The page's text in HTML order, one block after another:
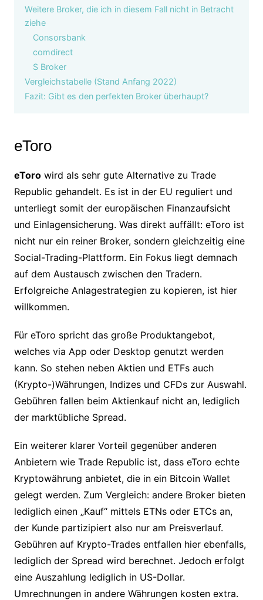
Weitere Broker, die ich in diesem Fall nicht in Betracht
ziehe
Consorsbank
comdirect
S Broker
Vergleichstabelle (Stand Anfang 2022)
Fazit: Gibt es den perfekten Broker überhaupt?
eToro
eTorowird als sehr gute Alternative zu Trade
Republic gehandelt. Es ist in der EU reguliert und
unterliegt somit der europäischen Finanzaufsicht
und Einlagensicherung. Was direkt auffällt: eToro ist
nicht nur ein reiner Broker, sondern gleichzeitig eine
Social-Trading-Plattform. Ein Fokus liegt demnach
auf dem Austausch zwischen den Tradern.
Erfolgreiche Anlagestrategien zu kopieren, ist hier
willkommen.
Für eToro spricht das große Produktangebot,
welches via App oder Desktop genutzt werden
kann. So stehen neben Aktien und ETFs auch
(Krypto-)Währungen, Indizes und CFDs zur Auswahl.
Gebühren fallen beim Aktienkauf nicht an, lediglich
der marktübliche Spread.
Ein weiterer klarer Vorteil gegenüber anderen
Anbietern wie Trade Republic ist, dass eToro echte
Kryptowährung anbietet, die in ein Bitcoin Wallet
gelegt werden. Zum Vergleich: andere Broker bieten
lediglich einen „Kauf“ mittels ETNs oder ETCs an,
der Kunde partizipiert also nur am Preisverlauf.
Gebühren auf Krypto-Trades entfallen hier ebenfalls,
lediglich der Spread wird berechnet. Jedoch erfolgt
eine Auszahlung lediglich in US-Dollar.
Umrechnungen in andere Währungen kosten extra.